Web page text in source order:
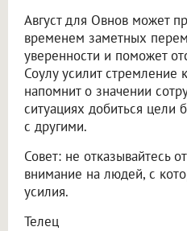
Август для Овнов может
временем заметных
уверенности и поможет
Соулу усилит стремление
напомнит о значении
ситуациях добиться цели
с другими.
Совет: не отказывайтесь
внимание на людей, с
усилия.
Телец